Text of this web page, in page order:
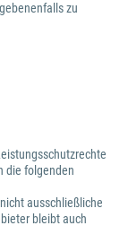
zu
die folgenden
ausschließliche
bleibt auch